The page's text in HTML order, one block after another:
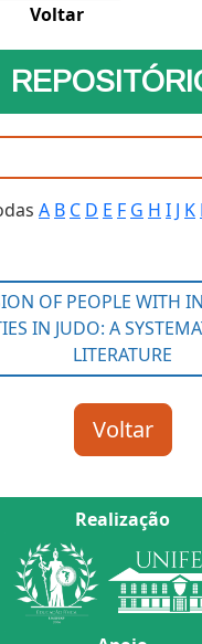
Voltar
A B C D E F G H I J K
Realização